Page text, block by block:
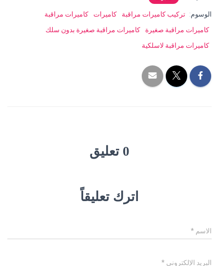
الوسوم: تركيب كاميرات مراقبة كاميرات
كاميرات مراقبة
كاميرات مراقبة صغيرة
كاميرات مراقبة صغيرة بدون سلك
كاميرات مراقبة لاسلكية
0 تعليق
اترك تعليقاً
الاسم *
البريد الإلكتروني *